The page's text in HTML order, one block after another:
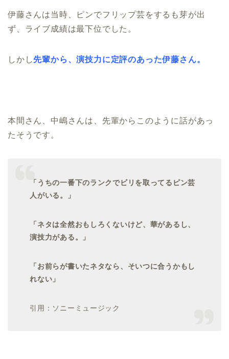
伊藤さんは当時、ピンでフリップ芸をするも芽が出
ず、ライブ成績は最下位でした。
しかし先輩から、演技力に定評のあった伊藤さん。
本間さん、中嶋さんは、先輩からこのように話があっ
たそうです。
「うちの一番下のランクでビリを取ってるピン芸
人がいる。」
「ネタは全然おもしろくないけど、華があるし、
演技力がある。」
「お前らが書いたネタなら、そいつに合うかもし
れない」
引用：ソニーミュージック